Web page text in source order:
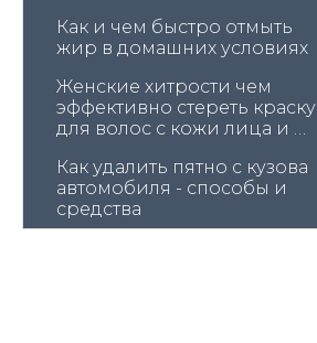
Как и чем быстро отмыть
жир в домашних условиях
Женские хитрости чем
эффективно стереть краску
для волос с кожи лица и
Как удалить пятно с кузова
автомобиля - способы и
средства